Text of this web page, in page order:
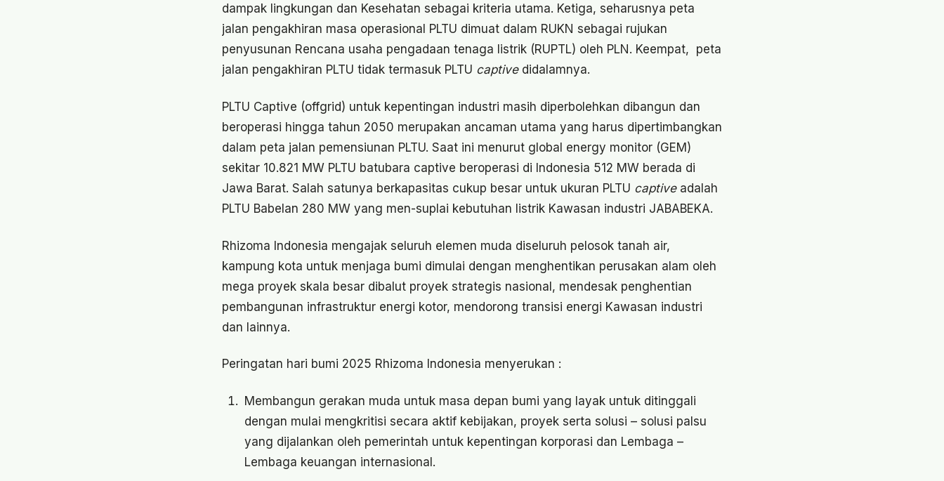
dampak lingkungan dan Kesehatan sebagai kriteria utama. Ketiga, seharusnya peta
jalan pengakhiran masa operasional PLTU dimuat dalam RUKN sebagai rujukan
penyusunan Rencana usaha pengadaan tenaga listrik (RUPTL) oleh PLN. Keempat, peta
jalan pengakhiran PLTU tidak termasuk PLTU captive didalamnya.
PLTU Captive (offgrid) untuk kepentingan industri masih diperbolehkan dibangun dan
beroperasi hingga tahun 2050 merupakan ancaman utama yang harus dipertimbangkan
dalam peta jalan pemensiunan PLTU. Saat ini menurut global energy monitor (GEM)
sekitar 10.821 MW PLTU batubara captive beroperasi di Indonesia 512 MW berada di
Jawa Barat. Salah satunya berkapasitas cukup besar untuk ukuran PLTU captiveadalah
PLTU Babelan 280 MW yang men-suplai kebutuhan listrik Kawasan industri JABABEKA.
Rhizoma Indonesia mengajak seluruh elemen muda diseluruh pelosok tanah air,
kampung kota untuk menjaga bumi dimulai dengan menghentikan perusakan alam oleh
mega proyek skala besar dibalut proyek strategis nasional, mendesak penghentian
pembangunan infrastruktur energi kotor, mendorong transisi energi Kawasan industri
dan lainnya.
Peringatan hari bumi 2025 Rhizoma Indonesia menyerukan :
Membangun gerakan muda untuk masa depan bumi yang layak untuk ditinggali
dengan mulai mengkritisi secara aktif kebijakan, proyek serta solusi – solusi palsu
yang dijalankan oleh pemerintah untuk kepentingan korporasi dan Lembaga –
Lembaga keuangan internasional.